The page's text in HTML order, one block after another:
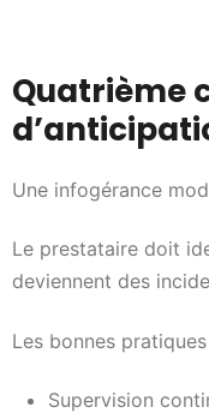
Quatrième
Une infogérance
Le prestataire doit
deviennent des
Les bonnes
Supervision